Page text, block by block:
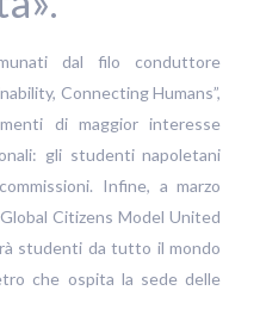
dal filo conduttore
Connecting Humans”,
di maggior interesse
gli studenti napoletani
Infine, a marzo
Citizens Model United
studenti da tutto il mondo
che ospita la sede delle